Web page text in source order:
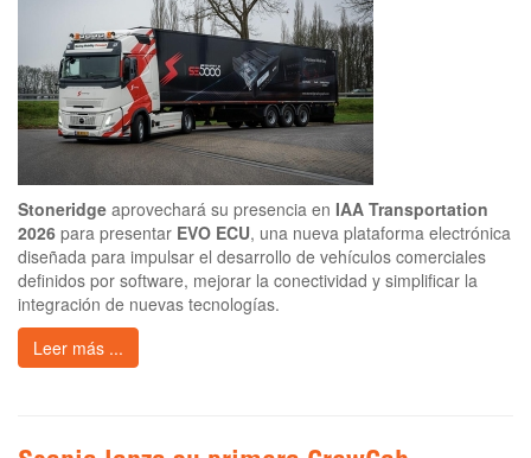
Stoneridge aprovechará su presencia en IAA Transportation
2026 para presentar EVO ECU, una nueva plataforma electrónica
diseñada para impulsar el desarrollo de vehículos comerciales
definidos por software, mejorar la conectividad y simplificar la
integración de nuevas tecnologías.
Leer más ...